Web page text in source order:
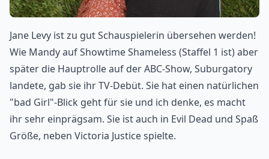
Jane Levy ist zu gut Schauspielerin übersehen werden!
Wie Mandy auf Showtime Shameless (Staffel 1 ist) aber
später die Hauptrolle auf der ABC-Show, Suburgatory
landete, gab sie ihr TV-Debüt. Sie hat einen natürlichen
"bad Girl"-Blick geht für sie und ich denke, es macht
ihr sehr einprägsam. Sie ist auch in Evil Dead und Spaß
Größe, neben Victoria Justice spielte.